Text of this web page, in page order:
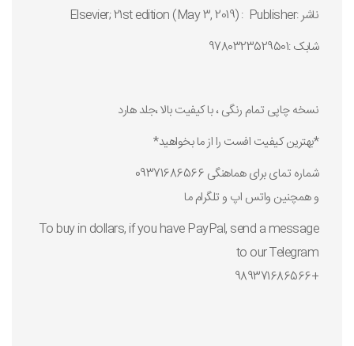
ناشر :Publisher ‏ : ‎ Elsevier; 21st edition (May 3, 2019)
شابک :9780323529501
نسخه چاپی تمام رنگی ، با کیفیت بالا ،جلد هارد
*بهترین کیفیت افست را از ما بخواهید*
شماره تمای برای هماهنگی 09371686566
و همچنین واتس اپ و تلگرام ما
To buy in dollars, if you have PayPal, send a message
to our Telegram
+989371686566